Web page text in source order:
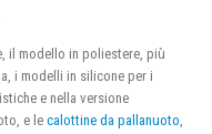
il modello in poliestere, più
i modelli in silicone per i
e nella versione
e le calottine da pallanuoto,